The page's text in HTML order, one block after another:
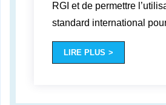
RGI et de permettre
standard international
LIRE PLUS